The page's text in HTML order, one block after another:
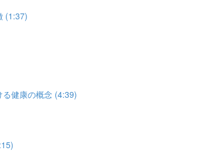
(1:37)
る健康の概念 (4:39)